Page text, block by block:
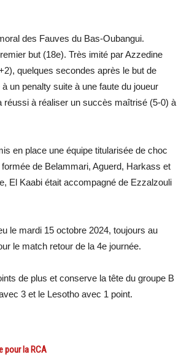
des Fauves du Bas-Oubangui.
but (18e). Très imité par Azzedine
quelques secondes après le but de
un penalty suite à une faute du joueur
réussi à réaliser un succès maîtrisé (5-0) à
en place une équipe titularisée de choc
de Belammari, Aguerd, Harkass et
El Kaabi était accompagné de Ezzalzouli
le mardi 15 octobre 2024, toujours au
le match retour de la 4e journée.
de plus et conserve la tête du groupe B
3 et le Lesotho avec 1 point.
pour la RCA